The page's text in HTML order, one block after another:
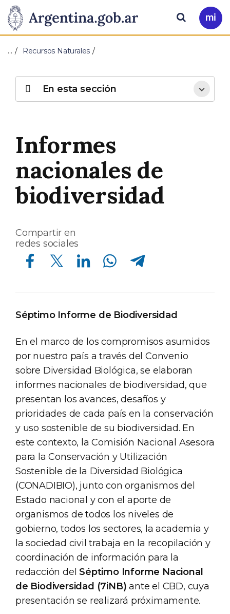
Presidencia
de
Nación
Pasar al contenido principal
Ir
a
Buscar
… Recursos Naturales
Informes
nacionales de
biodiversidad
Compartir en
redes sociales
Compartir en Facebook Compartir en Twitter Compartir en Linkedin Compartir en Whatsapp Compartir en Telegram
Séptimo Informe de Biodiversidad
En el marco de los compromisos asumidos
por nuestro país a través del Convenio
sobre Diversidad Biológica, se elaboran
informes nacionales de biodiversidad, que
presentan los avances, desafíos y
prioridades de cada país en la conservación
y uso sostenible de su biodiversidad. En
este contexto, la Comisión Nacional Asesora
para la Conservación y Utilización
Sostenible de la Diversidad Biológica
(CONADIBIO), junto con organismos del
Estado nacional y con el aporte de
organismos de todos los niveles de
gobierno, todos los sectores, la academia y
la sociedad civil trabaja en la recopilación y
coordinación de información para la
redacción delSéptimo Informe Nacional
de Biodiversidad (7iNB) ante el CBD, cuya
presentación se realizará próximamente.
En esta sección